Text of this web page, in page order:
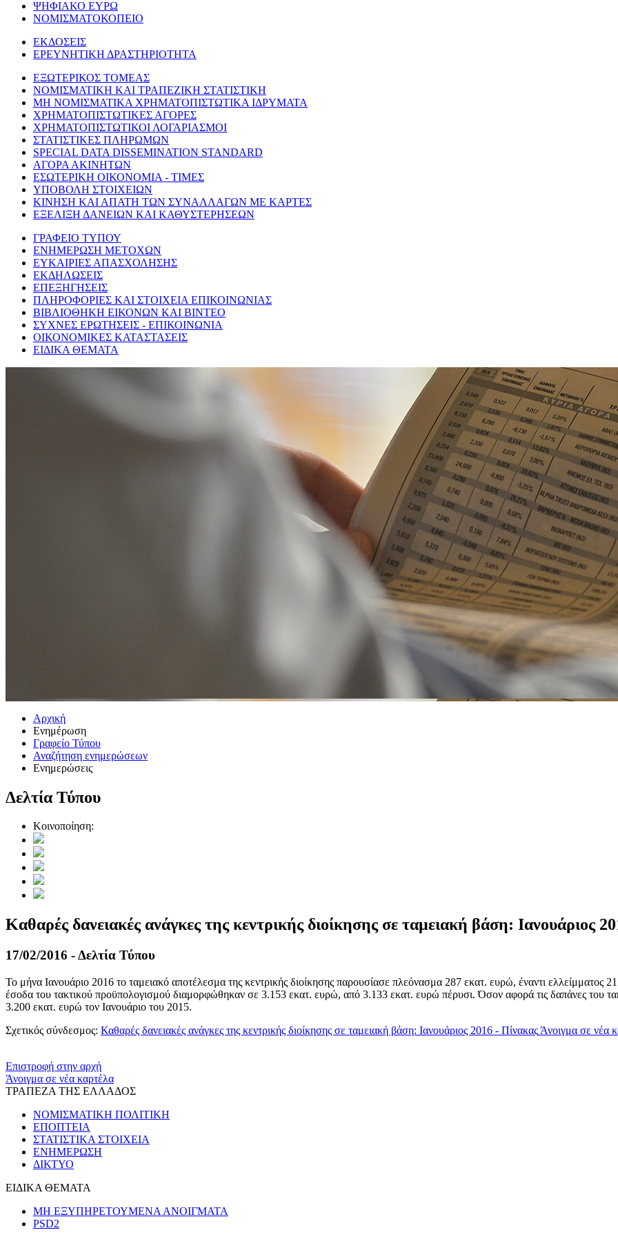
ΨΗΦΙΑΚΟ ΕΥΡΩ
ΝΟΜΙΣΜΑΤΟΚΟΠΕΙΟ
ΕΚΔΟΣΕΙΣ
ΕΡΕΥΝΗΤΙΚΗ ΔΡΑΣΤΗΡΙΟΤΗΤΑ
ΕΞΩΤΕΡΙΚΟΣ ΤΟΜΕΑΣ
ΝΟΜΙΣΜΑΤΙΚΗ ΚΑΙ ΤΡΑΠΕΖΙΚΗ ΣΤΑΤΙΣΤΙΚΗ
ΜΗ ΝΟΜΙΣΜΑΤΙΚΑ ΧΡΗΜΑΤΟΠΙΣΤΩΤΙΚΑ ΙΔΡΥΜΑΤΑ
ΧΡΗΜΑΤΟΠΙΣΤΩΤΙΚΕΣ ΑΓΟΡΕΣ
ΧΡΗΜΑΤΟΠΙΣΤΩΤΙΚΟΙ ΛΟΓΑΡΙΑΣΜΟΙ
ΣΤΑΤΙΣΤΙΚΕΣ ΠΛΗΡΩΜΩΝ
SPECIAL DATA DISSEMINATION STANDARD
ΑΓΟΡΑ ΑΚΙΝΗΤΩΝ
ΕΣΩΤΕΡΙΚΗ ΟΙΚΟΝΟΜΙΑ - ΤΙΜΕΣ
ΥΠΟΒΟΛΗ ΣΤΟΙΧΕΙΩΝ
ΚΙΝΗΣΗ ΚΑΙ ΑΠΑΤΗ ΤΩΝ ΣΥΝΑΛΛΑΓΩΝ ΜΕ ΚΑΡΤΕΣ
ΕΞΕΛΙΞΗ ΔΑΝΕΙΩΝ ΚΑΙ ΚΑΘΥΣΤΕΡΗΣΕΩΝ
ΓΡΑΦΕΙΟ ΤΥΠΟΥ
ΕΝΗΜΕΡΩΣΗ ΜΕΤΟΧΩΝ
ΕΥΚΑΙΡΙΕΣ ΑΠΑΣΧΟΛΗΣΗΣ
ΕΚΔΗΛΩΣΕΙΣ
ΕΠΕΞΗΓΗΣΕΙΣ
ΠΛΗΡΟΦΟΡΙΕΣ ΚΑΙ ΣΤΟΙΧΕΙΑ ΕΠΙΚΟΙΝΩΝΙΑΣ
ΒΙΒΛΙΟΘΗΚΗ ΕΙΚΟΝΩΝ ΚΑΙ ΒΙΝΤΕΟ
ΣΥΧΝΕΣ ΕΡΩΤΗΣΕΙΣ - ΕΠΙΚΟΙΝΩΝΙΑ
ΟΙΚΟΝΟΜΙΚΕΣ ΚΑΤΑΣΤΑΣΕΙΣ
ΕΙΔΙΚΑ ΘΕΜΑΤΑ
Αρχική
Ενημέρωση
Γραφείο Τύπου
Αναζήτηση ενημερώσεων
Ενημερώσεις
Δελτία Τύπου
Κοινοποίηση:
Καθαρές δανειακές ανάγκες της κεντρικής διοίκησης σε ταμειακή βάση: Ιανουάριος
17/02/2016 - Δελτία Τύπου
Το μήνα Ιανουάριο 2016 το ταμειακό αποτέλεσμα της κεντρικής διοίκησης παρουσίασε πλεόνασμα 287 εκατ. ευρώ, έναντι ελλείμματος
έσοδα του τακτικού προϋπολογισμού διαμορφώθηκαν σε 3.153 εκατ. ευρώ, από 3.133 εκατ. ευρώ πέρυσι. Όσον αφορά τις δαπάνες του
3.200 εκατ. ευρώ τον Ιανουάριο του 2015.
Σχετικός σύνδεσμος: Καθαρές δανειακές ανάγκες της κεντρικής διοίκησης σε ταμειακή βάση: Ιανουάριος 2016 - Πίνακας Άνοιγμα σε νέα
Επιστροφή στην αρχή
Άνοιγμα σε νέα καρτέλα
ΤΡΑΠΕΖΑ ΤΗΣ ΕΛΛΑΔΟΣ
ΝΟΜΙΣΜΑΤΙΚΗ ΠΟΛΙΤΙΚΗ
ΕΠΟΠΤΕΙΑ
ΣΤΑΤΙΣΤΙΚΑ ΣΤΟΙΧΕΙΑ
ΕΝΗΜΕΡΩΣΗ
ΔΙΚΤΥΟ
ΕΙΔΙΚΑ ΘΕΜΑΤΑ
ΜΗ ΕΞΥΠΗΡΕΤΟΥΜΕΝΑ ΑΝΟΙΓΜΑΤΑ
PSD2